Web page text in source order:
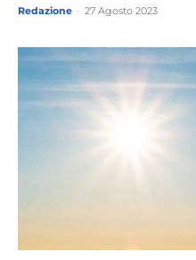
Redazione 27 Agosto 2023